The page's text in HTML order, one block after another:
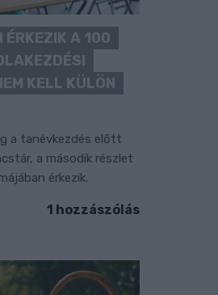
ÉRKEZIK A 100
KELL KÜLÖN
a tanévkezdés előtt
a második részlet
érkezik.
1 hozzászólás